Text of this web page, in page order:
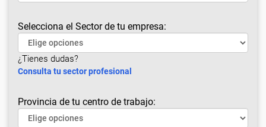
Selecciona el Sector de tu empresa:
¿Tienes dudas?
Consulta tu sector profesional
Provincia de tu centro de trabajo: